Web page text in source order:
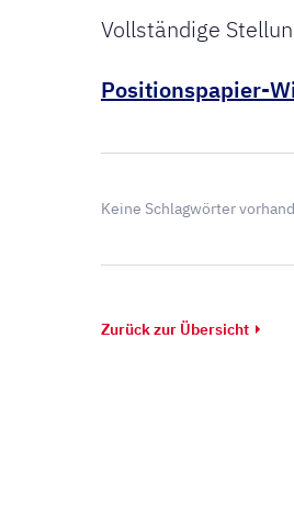
Vollständige
Positionspapier-
Keine Schlagwörter
Zurück zur Übersicht